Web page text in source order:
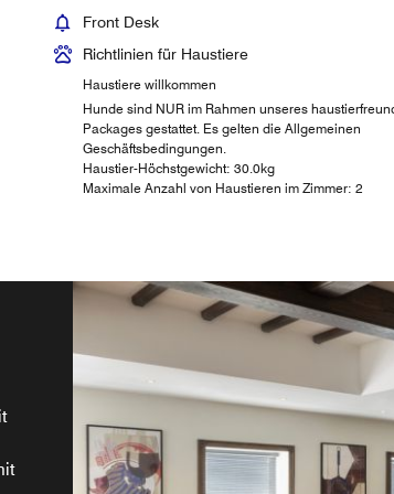
Front Desk
Richtlinien für Haustiere
Haustiere willkommen
Hunde sind NUR im Rahmen unseres
Packages gestattet. Es gelten die Allgemeinen
Geschäftsbedingungen.
Haustier-Höchstgewicht: 30.0kg
Maximale Anzahl von Haustieren im Zimmer: 2